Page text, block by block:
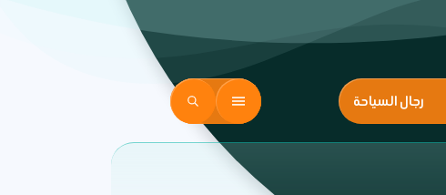
رجال السياحة